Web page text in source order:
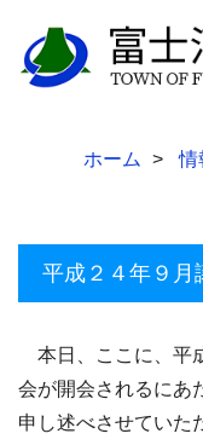
ホーム 情
平成２４年９
本日、ここに、平
会が開会されるにあ
申し述べさせていた